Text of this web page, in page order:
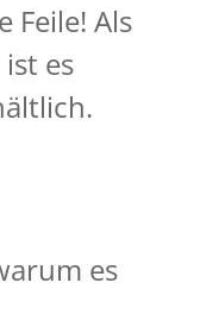
Feile! Als
es
es